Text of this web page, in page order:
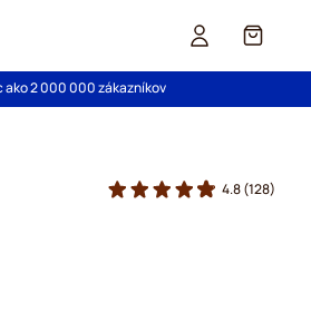
Košík
ako 2 000 000 zákazníkov
4.8(128)